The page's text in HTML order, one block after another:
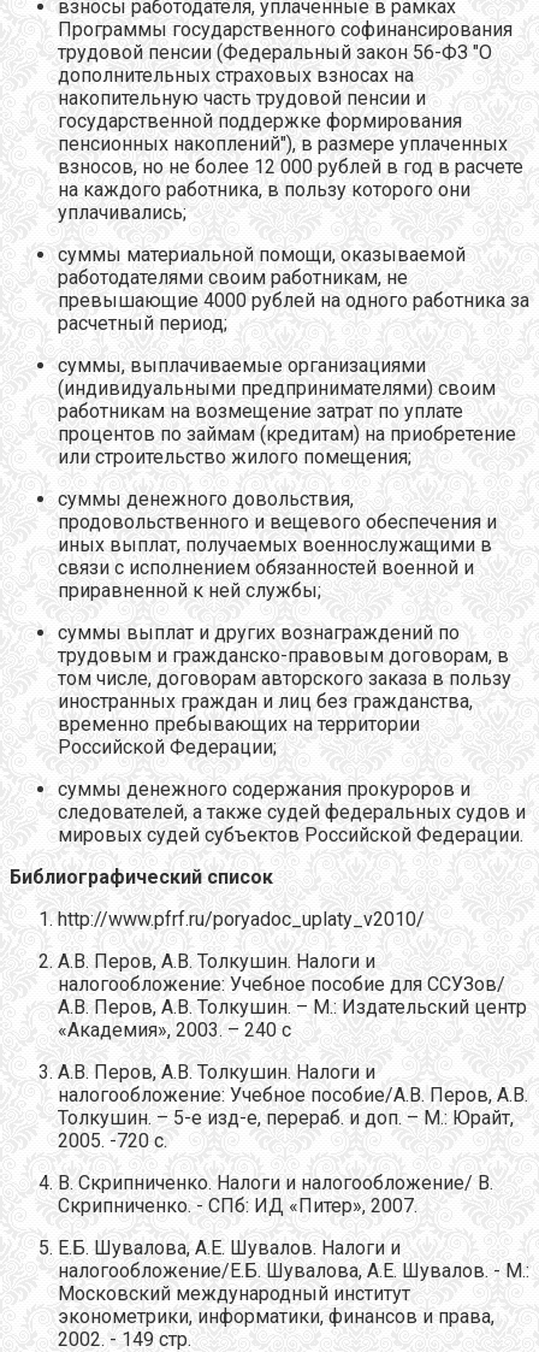
взносы работодателя, уплаченные в рамках
Программы государственного софинансирования
трудовой пенсии (Федеральный закон 56-ФЗ "О
дополнительных страховых взносах на
накопительную часть трудовой пенсии и
государственной поддержке формирования
пенсионных накоплений"), в размере уплаченных
взносов, но не более 12 000 рублей в год в расчете
на каждого работника, в пользу которого они
уплачивались;
суммы материальной помощи, оказываемой
работодателями своим работникам, не
превышающие 4000 рублей на одного работника за
расчетный период;
суммы, выплачиваемые организациями
(индивидуальными предпринимателями) своим
работникам на возмещение затрат по уплате
процентов по займам (кредитам) на приобретение
или строительство жилого помещения;
суммы денежного довольствия,
продовольственного и вещевого обеспечения и
иных выплат, получаемых военнослужащими в
связи с исполнением обязанностей военной и
приравненной к ней службы;
суммы выплат и других вознаграждений по
трудовым и гражданско-правовым договорам, в
том числе, договорам авторского заказа в пользу
иностранных граждан и лиц без гражданства,
временно пребывающих на территории
Российской Федерации;
суммы денежного содержания прокуроров и
следователей, а также судей федеральных судов и
мировых судей субъектов Российской Федерации.
Библиографический список
http://www.pfrf.ru/poryadoc_uplaty_v2010/
А.В. Перов, А.В. Толкушин. Налоги и
налогообложение: Учебное пособие для ССУЗов/
А.В. Перов, А.В. Толкушин. – М.: Издательский центр
«Академия», 2003. – 240 с
А.В. Перов, А.В. Толкушин. Налоги и
налогообложение: Учебное пособие/А.В. Перов, А.В.
Толкушин. – 5-е изд-е, перераб. и доп. – М.: Юрайт,
2005. -720 с.
В. Скрипниченко. Налоги и налогообложение/ В.
Скрипниченко. - СПб: ИД «Питер», 2007.
Е.Б. Шувалова, А.Е. Шувалов. Налоги и
налогообложение/Е.Б. Шувалова, А.Е. Шувалов. - М.:
Московский международный институт
эконометрики, информатики, финансов и права,
2002. - 149 стр.